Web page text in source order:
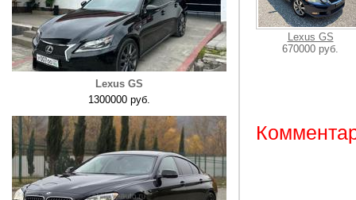
Lexus GS
1300000 руб.
Lexus GS
670000 руб.